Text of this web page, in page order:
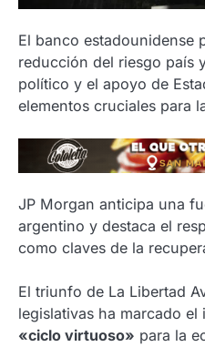
El banco estadounidense
reducción del riesgo país
político y el apoyo de
elementos cruciales para
JP Morgan anticipa una
argentino y destaca el
como claves de la
El triunfo de La Libertad
legislativas ha marcado
«ciclo virtuoso» para la